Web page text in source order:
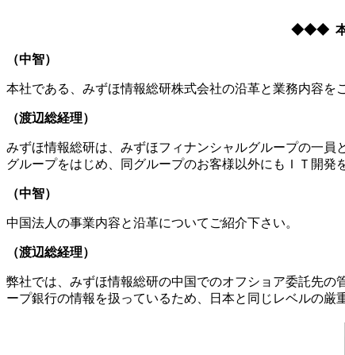
◆◆◆ 本
（中智）
本社である、みずほ情報総研株式会社の沿革と業務内容を
（渡辺総経理）
みずほ情報総研は、みずほフィナンシャルグループの一
グループをはじめ、同グループのお客様以外にもＩＴ開発
（中智）
中国法人の事業内容と沿革についてご紹介下さい。
（渡辺総経理）
弊社では、みずほ情報総研の中国でのオフショア委託先
ープ銀行の情報を扱っているため、日本と同じレベルの厳